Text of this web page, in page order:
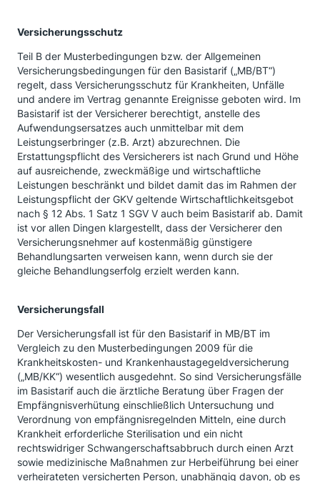
Versicherungsschutz
Teil B der Musterbedingungen bzw. der Allgemeinen
Versicherungsbedingungen für den Basistarif („MB/BT“)
regelt, dass Versicherungsschutz für Krankheiten, Unfälle
und andere im Vertrag genannte Ereignisse geboten wird. Im
Basistarif ist der Versicherer berechtigt, anstelle des
Aufwendungsersatzes auch unmittelbar mit dem
Leistungserbringer (z.B. Arzt) abzurechnen. Die
Erstattungspflicht des Versicherers ist nach Grund und Höhe
auf ausreichende, zweckmäßige und wirtschaftliche
Leistungen beschränkt und bildet damit das im Rahmen der
Leistungspflicht der GKV geltende Wirtschaftlichkeitsgebot
nach § 12 Abs. 1 Satz 1 SGV V auch beim Basistarif ab. Damit
ist vor allen Dingen klargestellt, dass der Versicherer den
Versicherungsnehmer auf kostenmäßig günstigere
Behandlungsarten verweisen kann, wenn durch sie der
gleiche Behandlungserfolg erzielt werden kann.
Versicherungsfall
Der Versicherungsfall ist für den Basistarif in MB/BT im
Vergleich zu den Musterbedingungen 2009 für die
Krankheitskosten- und Krankenhaustagegeldversicherung
(„MB/KK“) wesentlich ausgedehnt. So sind Versicherungsfälle
im Basistarif auch die ärztliche Beratung über Fragen der
Empfängnisverhütung einschließlich Untersuchung und
Verordnung von empfängnisregelnden Mitteln, eine durch
Krankheit erforderliche Sterilisation und ein nicht
rechtswidriger Schwangerschaftsabbruch durch einen Arzt
sowie medizinische Maßnahmen zur Herbeiführung bei einer
verheirateten versicherten Person, unabhängig davon, ob es